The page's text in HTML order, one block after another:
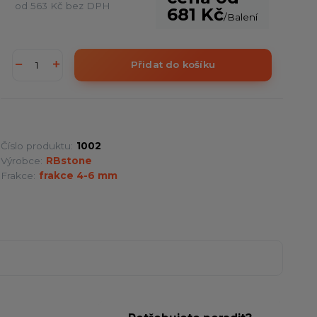
681 Kč/Balení
od 563 Kč bez DPH
Přidat do košíku
Číslo produktu: 1002
Výrobce: RBstone
Frakce: frakce 4-6 mm